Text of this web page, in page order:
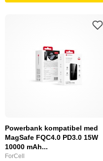
Powerbank kompatibel med
MagSafe FQC4.0 PD3.0 15W
10000 mAh...
ForCell